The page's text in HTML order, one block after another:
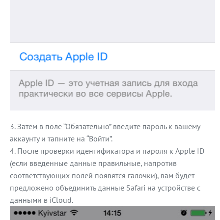
Затем в поле “Обязательно” введите пароль к вашему
аккаунту и тапните на “Войти”.
После проверки идентификатора и пароля к Apple ID
(если введенные данные правильные, напротив
соответствующих полей появятся галочки), вам будет
предложено объединить данные Safari на устройстве с
данными в iCloud.